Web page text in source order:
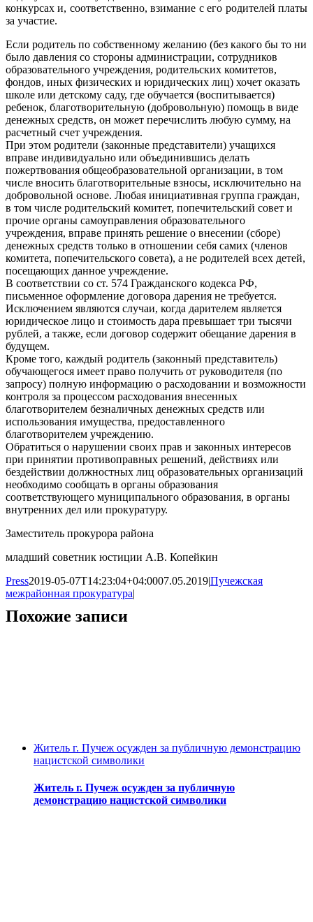
конкурсах и, соответственно, взимание с его родителей платы
за участие.
Если родитель по собственному желанию (без какого бы то ни
было давления со стороны администрации, сотрудников
образовательного учреждения, родительских комитетов,
фондов, иных физических и юридических лиц) хочет оказать
школе или детскому саду, где обучается (воспитывается)
ребенок, благотворительную (добровольную) помощь в виде
денежных средств, он может перечислить любую сумму, на
расчетный счет учреждения.
При этом родители (законные представители) учащихся
вправе индивидуально или объединившись делать
пожертвования общеобразовательной организации, в том
числе вносить благотворительные взносы, исключительно на
добровольной основе. Любая инициативная группа граждан,
в том числе родительский комитет, попечительский совет и
прочие органы самоуправления образовательного
учреждения, вправе принять решение о внесении (сборе)
денежных средств только в отношении себя самих (членов
комитета, попечительского совета), а не родителей всех детей,
посещающих данное учреждение.
В соответствии со ст. 574 Гражданского кодекса РФ,
письменное оформление договора дарения не требуется.
Исключением являются случаи, когда дарителем является
юридическое лицо и стоимость дара превышает три тысячи
рублей, а также, если договор содержит обещание дарения в
будущем.
Кроме того, каждый родитель (законный представитель)
обучающегося имеет право получить от руководителя (по
запросу) полную информацию о расходовании и возможности
контроля за процессом расходования внесенных
благотворителем безналичных денежных средств или
использования имущества, предоставленного
благотворителем учреждению.
Обратиться о нарушении своих прав и законных интересов
при принятии противоправных решений, действиях или
бездействии должностных лиц образовательных организаций
необходимо сообщать в органы образования
соответствующего муниципального образования, в органы
внутренних дел или прокуратуру.
Заместитель прокурора района
младший советник юстиции А.В. Копейкин
Press2019-05-07T14:23:04+04:0007.05.2019|Пучежская
межрайонная прокуратура|
Похожие записи
Житель г. Пучеж осужден за публичную демонстрацию
нацистской символики
Житель г. Пучеж осужден за публичную
демонстрацию нацистской символики